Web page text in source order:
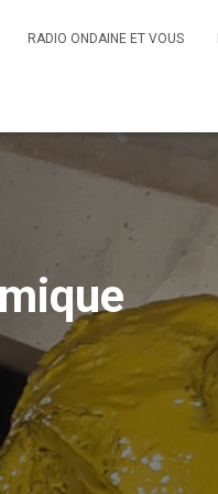
RADIO ONDAINE ET VOUS